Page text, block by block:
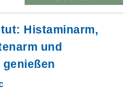
Histaminarm,
und